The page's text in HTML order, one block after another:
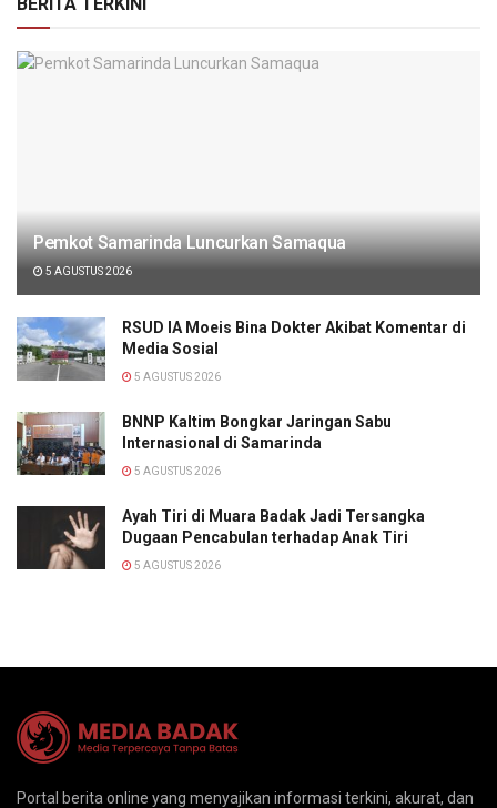
Pemkot Samarinda Luncurkan Samaqua
5 AGUSTUS 2026
RSUD IA Moeis Bina Dokter Akibat Komentar di
Media Sosial
5 AGUSTUS 2026
BNNP Kaltim Bongkar Jaringan Sabu
Internasional di Samarinda
5 AGUSTUS 2026
Ayah Tiri di Muara Badak Jadi Tersangka
Dugaan Pencabulan terhadap Anak Tiri
5 AGUSTUS 2026
Portal berita online yang menyajikan informasi terkini, akurat, dan